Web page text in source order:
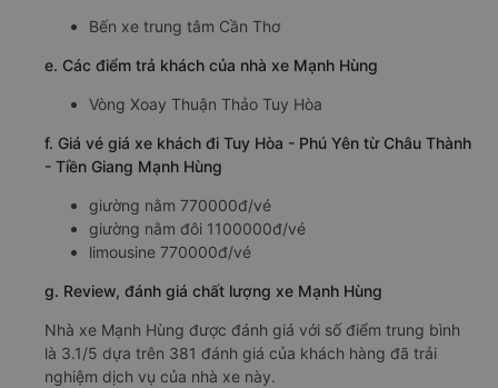
Bến xe trung tâm Cần Thơ
e. Các điểm trả khách của nhà xe Mạnh Hùng
Vòng Xoay Thuận Thảo Tuy Hòa
f. Giá vé giá xe khách đi Tuy Hòa - Phú Yên từ Châu Thành
- Tiền Giang Mạnh Hùng
giường nằm 770000đ/vé
giường nằm đôi 1100000đ/vé
limousine 770000đ/vé
g. Review, đánh giá chất lượng xe Mạnh Hùng
Nhà xe Mạnh Hùng được đánh giá với số điểm trung bình
là 3.1/5 dựa trên 381 đánh giá của khách hàng đã trải
nghiệm dịch vụ của nhà xe này.